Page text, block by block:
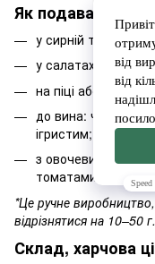
Як подавати
у сирній тарілці з
у салатах із
на піці або в
до вина: чудово
ігристим;
з овочевими
томатами.
*Це ручне
відрізнятися на 10–50
Склад, харчова